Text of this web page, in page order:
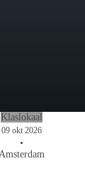
Klaslokaal
09 okt 2026
•